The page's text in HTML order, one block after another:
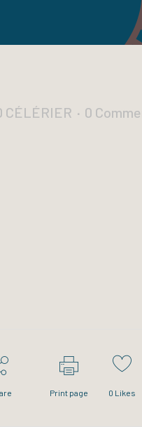
CÉLÉRIER 0
Print page 0 Likes